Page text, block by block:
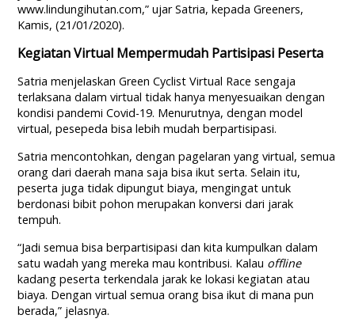
www.lindungihutan.com,” ujar Satria, kepada Greeners,
Kamis, (21/01/2020).
Kegiatan Virtual Mempermudah Partisipasi Peserta
Satria menjelaskan Green Cyclist Virtual Race sengaja
terlaksana dalam virtual tidak hanya menyesuaikan dengan
kondisi pandemi Covid-19. Menurutnya, dengan model
virtual, pesepeda bisa lebih mudah berpartisipasi.
Satria mencontohkan, dengan pagelaran yang virtual, semua
orang dari daerah mana saja bisa ikut serta. Selain itu,
peserta juga tidak dipungut biaya, mengingat untuk
berdonasi bibit pohon merupakan konversi dari jarak
tempuh.
“Jadi semua bisa berpartisipasi dan kita kumpulkan dalam
satu wadah yang mereka mau kontribusi. Kalau offline
kadang peserta terkendala jarak ke lokasi kegiatan atau
biaya. Dengan virtual semua orang bisa ikut di mana pun
berada,” jelasnya.